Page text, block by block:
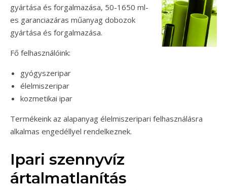
gyártása és forgalmazása, 50-1650 ml-
es garanciazáras műanyag dobozok
gyártása és forgalmazása.
Fő felhasználóink:
gyógyszeripar
élelmiszeripar
kozmetikai ipar
Termékeink az alapanyag élelmiszeripari felhasználásra
alkalmas engedéllyel rendelkeznek.
Ipari szennyvíz
ártalmatlanítás